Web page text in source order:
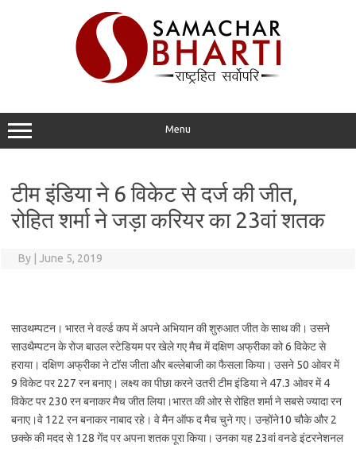
Menu
टीम इंडिया ने 6 विकेट से दर्ज की जीत,
रोहित शर्मा ने जड़ा करियर का 23वां शतक
By June 5, 2019
साउथम्पटन। भारत ने वर्ल्ड कप में अपने अभियान की शुरुआत जीत के साथ की। उसने
साउथैम्पटन के रोज बाउल स्टेडियम पर खेले गए मैच में दक्षिण अफ्रीका को 6 विकेट से
हराया। दक्षिण अफ्रीका ने टॉस जीता और बल्लेबाजी का फैसला किया। उसने 50 ओवर में
9 विकेट पर 227 रन बनाए। लक्ष्य का पीछा करने उतरी टीम इंडिया ने 47.3 ओवर में 4
विकेट पर 230 रन बनाकर मैच जीत लिया।भारत की ओर से रोहित शर्मा ने सबसे ज्यादा रन
बनाए।वे 122 रन बनाकर नाबाद रहे। वे मैन ऑफ द मैच चुने गए। उन्होंने10 चौके और 2
छक्के की मदद से 128 गेंद पर अपना शतक पूरा किया। उनका यह 23वां वनडे इंटरनेशनल